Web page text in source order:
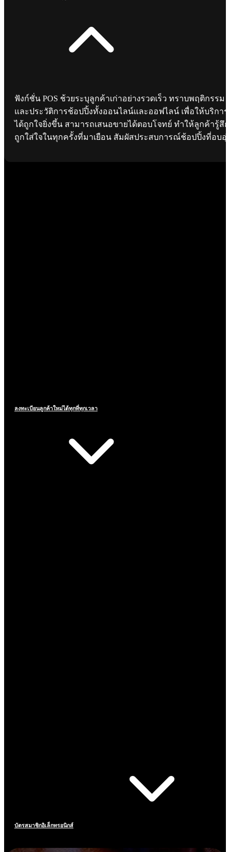
ฟังก์ชั่น POS ช้วยระบุลูกค้าเก่าอย่างรวดเร็ว ทราบพฤติกรรม
และประวัติการช้อปปิ้งทั้งออนไลน์และออฟไลน์ เพื่อให้บริการ
ได้ถูกใจยิ่งขึ้น สามารถเสนอขายได้ตอบโจทย์ ทำให้ลูกค้ารู้สึก
ถูกใส่ใจในทุกครั้งที่มาเยือน สัมผัสประสบการณ์ช้อปปิ้งที่อบอุ่
ลงทะเบียนลูกค้าใหม่ได้ทุกที่ทุกเวลา
บัตรสมาชิกอิเล็กทรอนิกส์